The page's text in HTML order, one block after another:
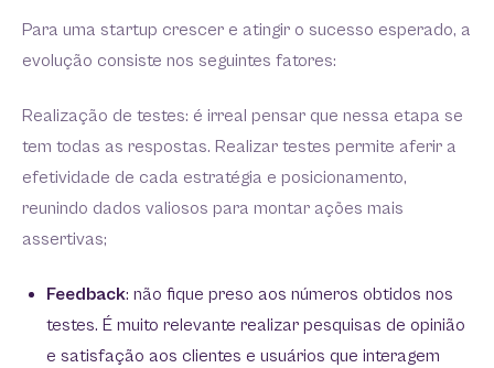
Para uma startup crescer e atingir o sucesso esperado, a
evolução consiste nos seguintes fatores:
Realização de testes: é irreal pensar que nessa etapa se
tem todas as respostas. Realizar testes permite aferir a
efetividade de cada estratégia e posicionamento,
reunindo dados valiosos para montar ações mais
assertivas;
Feedback: não fique preso aos números obtidos nos
testes. É muito relevante realizar pesquisas de opinião
e satisfação aos clientes e usuários que interagem